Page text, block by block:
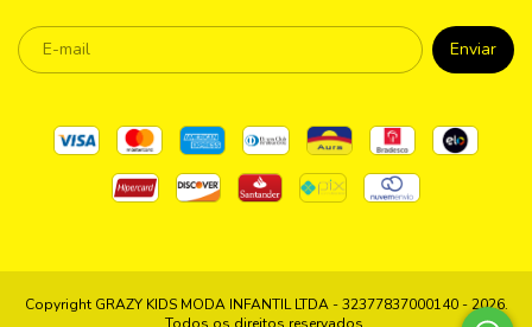
Copyright GRAZY KIDS MODA INFANTIL LTDA - 32377837000140 - 2026.